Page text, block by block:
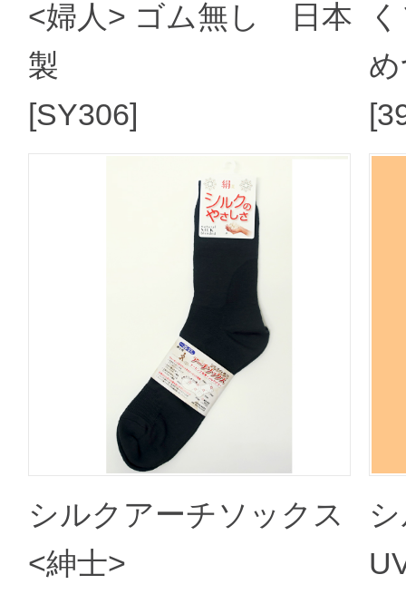
<婦人> ゴム無し 日本
製
[SY306]
シルクアーチソックス
<紳士>